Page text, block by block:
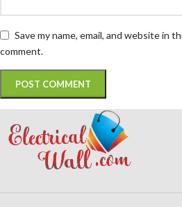
Save my name, email, and website in
comment.